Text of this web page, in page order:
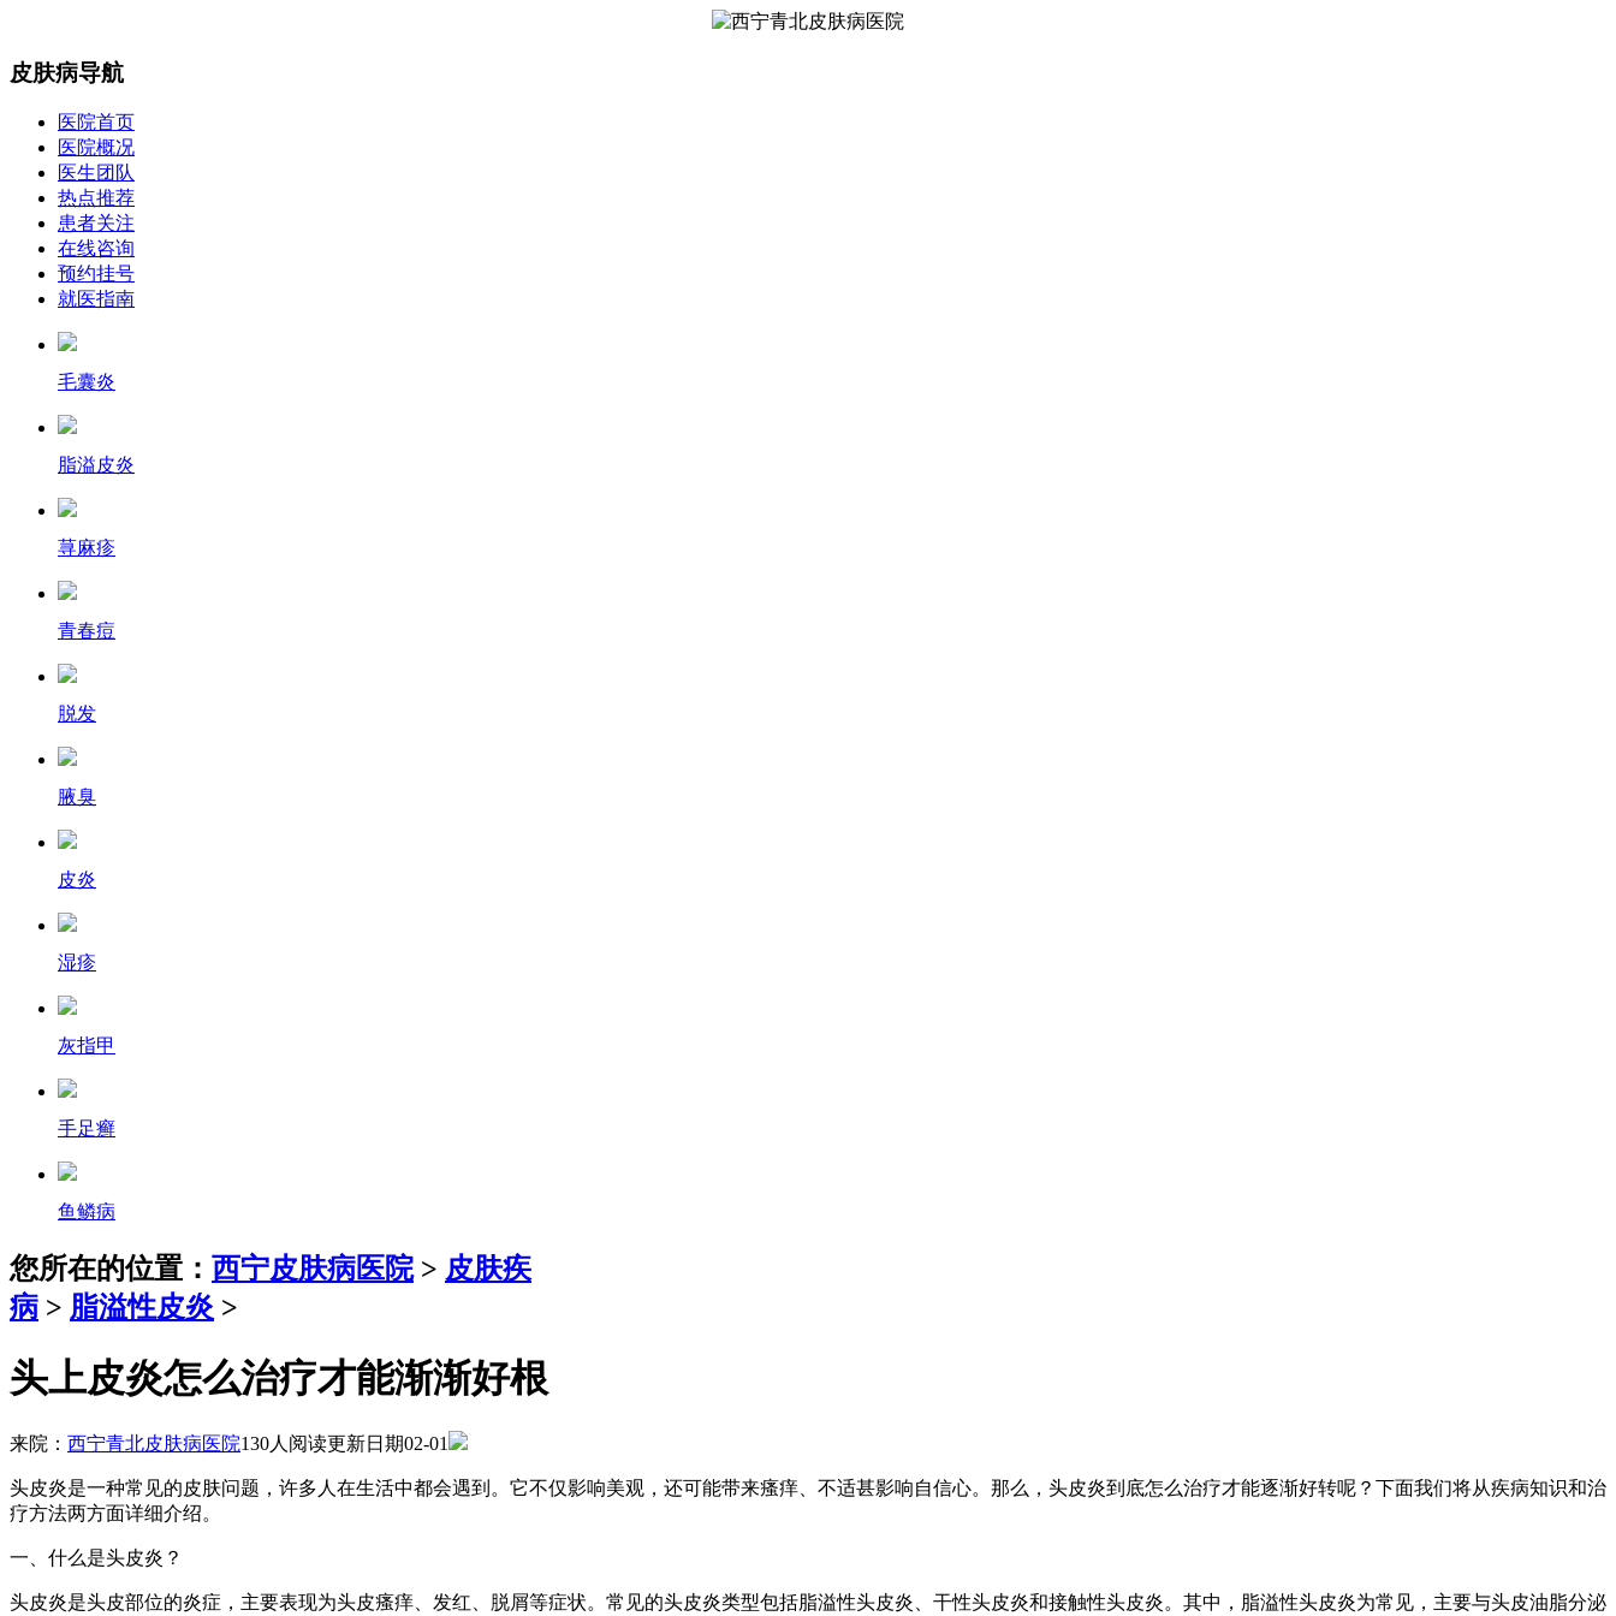
皮肤病导航
医院首页
医院概况
医生团队
热点推荐
患者关注
在线咨询
预约挂号
就医指南
毛囊炎
脂溢皮炎
荨麻疹
青春痘
脱发
腋臭
皮炎
湿疹
灰指甲
手足癣
鱼鳞病
您所在的位置： 西宁皮肤病医院> 皮肤疾
病 > 脂溢性皮炎 >
头上皮炎怎么治疗才能渐渐好根
来院： 西宁青北皮肤病医院130人阅读更新日期02-01
头皮炎是一种常见的皮肤问题，许多人在生活中都会遇到。它不仅影响美观，还可能带来瘙痒、不适甚影响自信心。那么，头皮炎到底怎么治疗才能逐渐好转呢？下面我们将从疾病知识和治
疗方法两方面详细介绍。
一、什么是头皮炎？
头皮炎是头皮部位的炎症，主要表现为头皮瘙痒、发红、脱屑等症状。常见的头皮炎类型包括脂溢性头皮炎、干性头皮炎和接触性头皮炎。其中，脂溢性头皮炎为常见，主要与头皮油脂分泌